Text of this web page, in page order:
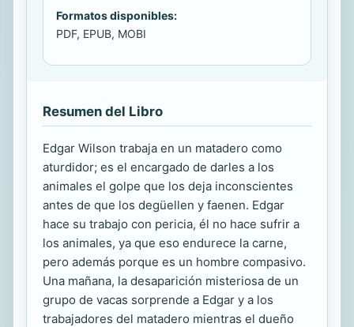
Formatos disponibles:
PDF, EPUB, MOBI
Resumen del Libro
Edgar Wilson trabaja en un matadero como
aturdidor; es el encargado de darles a los
animales el golpe que los deja inconscientes
antes de que los degüellen y faenen. Edgar
hace su trabajo con pericia, él no hace sufrir a
los animales, ya que eso endurece la carne,
pero además porque es un hombre compasivo.
Una mañana, la desaparición misteriosa de un
grupo de vacas sorprende a Edgar y a los
trabajadores del matadero mientras el dueño